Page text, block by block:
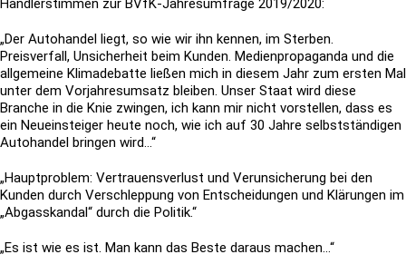
Händlerstimmen zur BVfK-Jahresumfrage 2019/2020:
„Der Autohandel liegt, so wie wir ihn kennen, im Sterben.
Preisverfall, Unsicherheit beim Kunden. Medienpropaganda und die
allgemeine Klimadebatte ließen mich in diesem Jahr zum ersten Mal
unter dem Vorjahresumsatz bleiben. Unser Staat wird diese
Branche in die Knie zwingen, ich kann mir nicht vorstellen, dass es
ein Neueinsteiger heute noch, wie ich auf 30 Jahre selbstständigen
Autohandel bringen wird…“
„Hauptproblem: Vertrauensverlust und Verunsicherung bei den
Kunden durch Verschleppung von Entscheidungen und Klärungen im
„Abgasskandal“ durch die Politik.“
„Es ist wie es ist. Man kann das Beste daraus machen…“